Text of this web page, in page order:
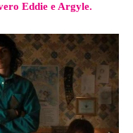
Eddie e Argyle.